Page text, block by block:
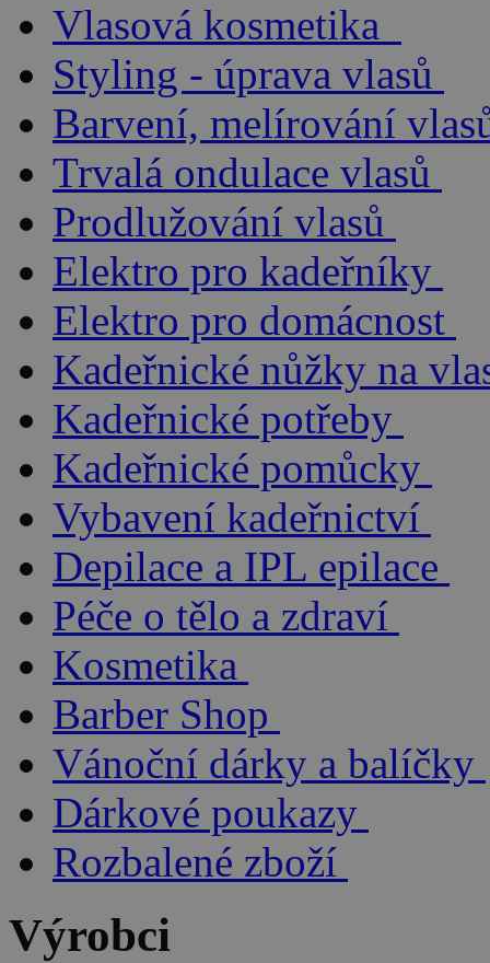
Vlasová kosmetika
Styling - úprava vlasů
Barvení, melírování
Trvalá ondulace vlasů
Prodlužování vlasů
Elektro pro kadeřníky
Elektro pro domácnost
Kadeřnické nůžky na
Kadeřnické potřeby
Kadeřnické pomůcky
Vybavení kadeřnictví
Depilace a IPL epilace
Péče o tělo a zdraví
Kosmetika
Barber Shop
Vánoční dárky a balíčky
Dárkové poukazy
Rozbalené zboží
Výrobci